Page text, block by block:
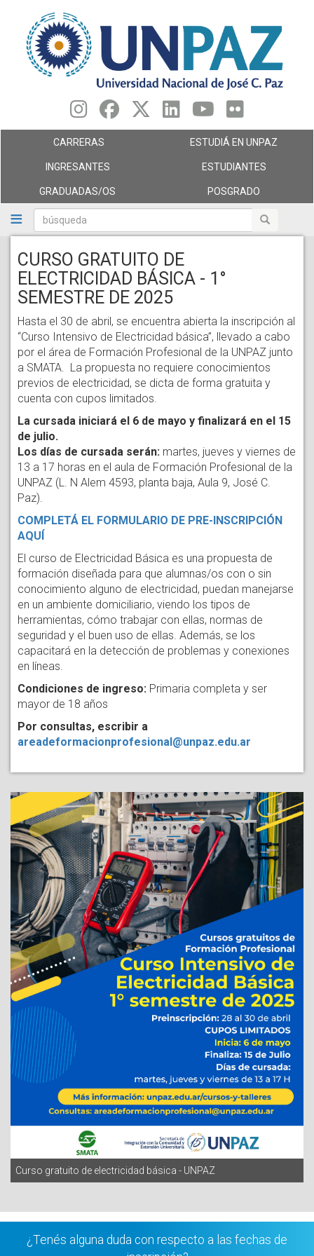
contenido
principal
búsqueda búsqueda
CARRERAS ESTUDIÁ EN UNPAZ
INGRESANTES ESTUDIANTES
GRADUADAS/OS POSGRADO
CURSO GRATUITO DE
ELECTRICIDAD BÁSICA - 1°
SEMESTRE DE 2025
Hasta el 30 de abril, se encuentra abierta la inscripción al
“Curso Intensivo de Electricidad básica”, llevado a cabo
por el área de Formación Profesional de la UNPAZ junto
a SMATA. La propuesta no requiere conocimientos
previos de electricidad, se dicta de forma gratuita y
cuenta con cupos limitados.
La cursada iniciará el 6 de mayo y finalizará en el 15
de julio.
Los días de cursada serán: martes, jueves y viernes de
13 a 17 horas en el aula de Formación Profesional de la
UNPAZ (L. N Alem 4593, planta baja, Aula 9, José C.
Paz).
COMPLETÁ EL FORMULARIO DE PRE-INSCRIPCIÓN
AQUÍ
El curso de Electricidad Básica es una propuesta de
formación diseñada para que alumnas/os con o sin
conocimiento alguno de electricidad, puedan manejarse
en un ambiente domiciliario, viendo los tipos de
herramientas, cómo trabajar con ellas, normas de
seguridad y el buen uso de ellas. Además, se los
capacitará en la detección de problemas y conexiones
en líneas.
Condiciones de ingreso: Primaria completa y ser
mayor de 18 años
Por consultas, escribir a
areadeformacionprofesional@unpaz.edu.ar
Curso gratuito de electricidad básica - UNPAZ
¿Tenés alguna duda con respecto a las fechas de